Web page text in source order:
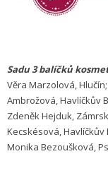
Sadu 3 balíčků
Věra Marzolová,
Ambrožová, Havlíčkův
Zdeněk Hejduk,
Kecskésová, Havlíčkův
Monika Bezoušková,